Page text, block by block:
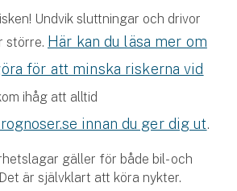
Undvik sluttningar och drivor
större. Här kan du läsa mer om
för att minska riskerna vid
ihåg att alltid
innan du ger dig ut.
gäller för både bil- och
är självklart att köra nykter.